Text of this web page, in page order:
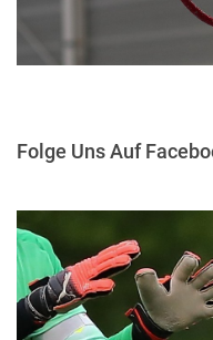
Folge Uns Auf